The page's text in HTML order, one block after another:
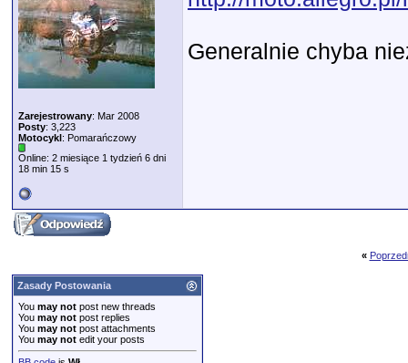
Zarejestrowany: Mar 2008
Posty: 3,223
Motocykl: Pomarańczowy
Online: 2 miesiące 1 tydzień 6 dni
18 min 15 s
Generalnie chyba
«
Zasady Postowania
You may not post new threads
You may not post replies
You may not post attachments
You may not edit your posts